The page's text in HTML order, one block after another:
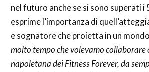
nel futuro anche se si sono superati i
esprime l’importanza di
e sognatore che proietta in un
molto tempo che volevamo collaborare
napoletana dei Fitness Forever, da